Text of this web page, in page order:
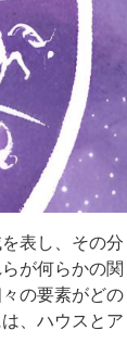
表し、その分
が何らかの関
の要素がどの
、ハウスとア